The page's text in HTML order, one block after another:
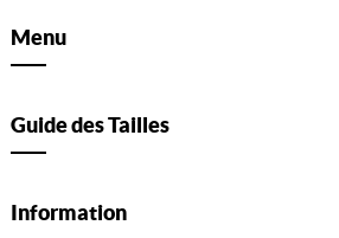
Menu
Guide des Tailles
Information